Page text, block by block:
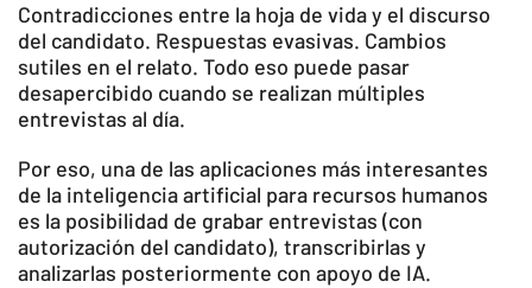
Contradicciones entre la hoja de vida y el discurso
del candidato. Respuestas evasivas. Cambios
sutiles en el relato. Todo eso puede pasar
desapercibido cuando se realizan múltiples
entrevistas al día.
Por eso, una de las aplicaciones más interesantes
de la inteligencia artificial para recursos humanos
es la posibilidad de grabar entrevistas (con
autorización del candidato), transcribirlas y
analizarlas posteriormente con apoyo de IA.